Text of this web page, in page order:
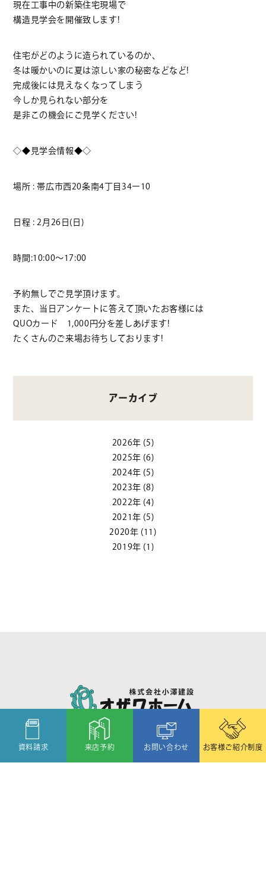
資料請求 来店予約 お問い合わせ お客様ご紹介制度
現在工事中の新築住宅現場で
構造見学会を開催致します!
住宅がどのように造られているのか、
冬は暖かいのに夏は涼しい家の秘密などなど!
完成後には見えなくなってしまう
今しか見られない部分を
是非この機会にご見学ください!
◇◆見学会情報◆◇
場所 : 帯広市西20条南4丁目34ー10
日程 : 2月26日(日)
時間:10:00〜17:00
予約無しでご見学頂けます。
また、当日アンケートに答えて頂いたお客様には
QUOカード 1,000円分を差しあげます!
たくさんのご来場お待ちしております!
アーカイブ
2026年 (5)
2025年 (6)
2024年 (5)
2023年 (8)
2022年 (4)
2021年 (5)
2020年 (11)
2019年 (1)
北海道帯広市西19条北1丁目6番11号
(0155)58-1188 FAX:(0155)58-1088